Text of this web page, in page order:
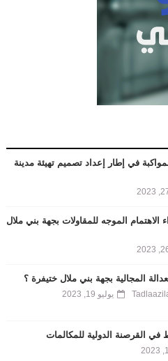
في إطار إعداد تصميم تهيئة مدينة
الموجه للمقاولات بجهة بني ملال
المجالية بجهة بني ملال ختيفرة ؟
يوليو 19, 2023
في القرصنة الدولية للمكالمات